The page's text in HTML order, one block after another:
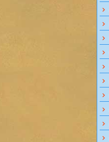
keyboard_arrow_right
keyboard_arrow_right
keyboard_arrow_right
keyboard_arrow_right
keyboard_arrow_right
keyboard_arrow_right
keyboard_arrow_right
keyboard_arrow_right
keyboard_arrow_right
keyboard_arrow_right